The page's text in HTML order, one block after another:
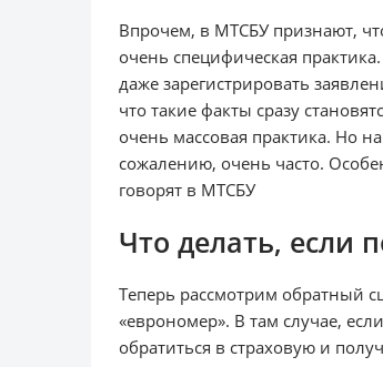
Впрочем, в МТСБУ признают,
очень специфическая
даже зарегистрировать
что такие факты сразу
очень массовая практика. Но
сожалению, очень часто.
говорят в МТСБУ
Что делать, если
Теперь рассмотрим обратный
«еврономер». В там случае,
обратиться в страховую и